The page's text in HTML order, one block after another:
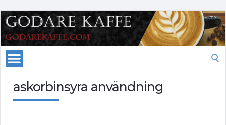
askorbinsyra användning